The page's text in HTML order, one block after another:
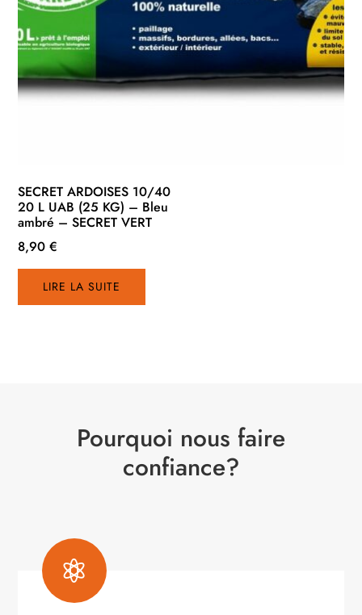
SECRET ARDOISES 10/40
20 L UAB (25 KG) – Bleu
ambré – SECRET VERT
8,90€
LIRE LA SUITE
Pourquoi nous faire
confiance?
